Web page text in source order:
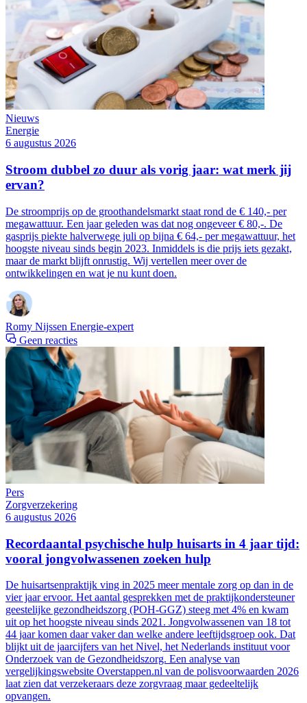
Nieuws
Energie
6 augustus 2026
Stroom dubbel zo duur als vorig jaar: wat merk jij
ervan?
De stroomprijs op de groothandelsmarkt staat rond de € 140,- per
megawattuur. Een jaar geleden was dat nog ongeveer € 80,-. De
gasprijs piekte halverwege juli op bijna € 64,- per megawattuur, het
hoogste niveau sinds begin 2023. Inmiddels is die prijs iets gezakt,
maar de markt blijft onrustig. Wij vertellen meer over de
ontwikkelingen en wat je nu kunt doen.
Romy Nijssen Energie-expert
Geen reacties
Pers
Zorgverzekering
6 augustus 2026
Recordaantal psychische hulp huisarts in 4 jaar tijd:
vooral jongvolwassenen zoeken hulp
De huisartsenpraktijk ving in 2025 meer mentale zorg op dan in de
vier jaar ervoor. Het aantal gesprekken met de praktijkondersteuner
geestelijke gezondheidszorg (POH-GGZ) steeg met 4% en kwam
uit op het hoogste niveau sinds 2021. Jongvolwassenen van 18 tot
44 jaar komen daar vaker dan welke andere leeftijdsgroep ook. Dat
blijkt uit de jaarcijfers van het Nivel, het Nederlands instituut voor
Onderzoek van de Gezondheidszorg. Een analyse van
vergelijkingswebsite Overstappen.nl van de polisvoorwaarden 2026
laat zien dat verzekeraars deze zorgvraag maar gedeeltelijk
opvangen.